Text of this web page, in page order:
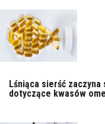
Lśniąca sierść
dotyczące kwasów